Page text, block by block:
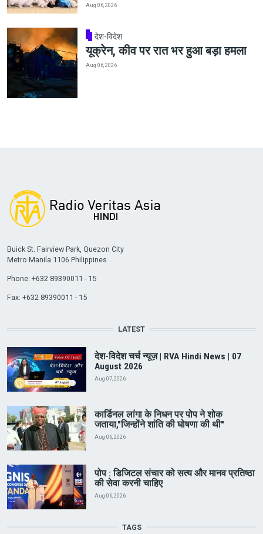
Aug 06, 2026
देश-विदेश
यूक्रेन, कीव पर रात भर हुआ बड़ा हमला
Aug 06, 2026
Buick St. Fairview Park, Quezon City
Metro Manila 1106 Philippines
Phone: +632 89390011 - 15
Fax: +632 89390011 - 15
LATEST
देश-विदेश चर्च न्यूज़ | RVA Hindi News | 07
August 2026
Aug 07, 2026
कार्डिनल लांगा के निधन पर पोप ने शोक
जताया,"जिन्होंने शांति की घोषणा की थी"
Aug 06, 2026
पोप : डिजिटल संचार को सत्य और मानव प्रतिष्ठा
की सेवा करनी चाहिए
Aug 06, 2026
TAGS